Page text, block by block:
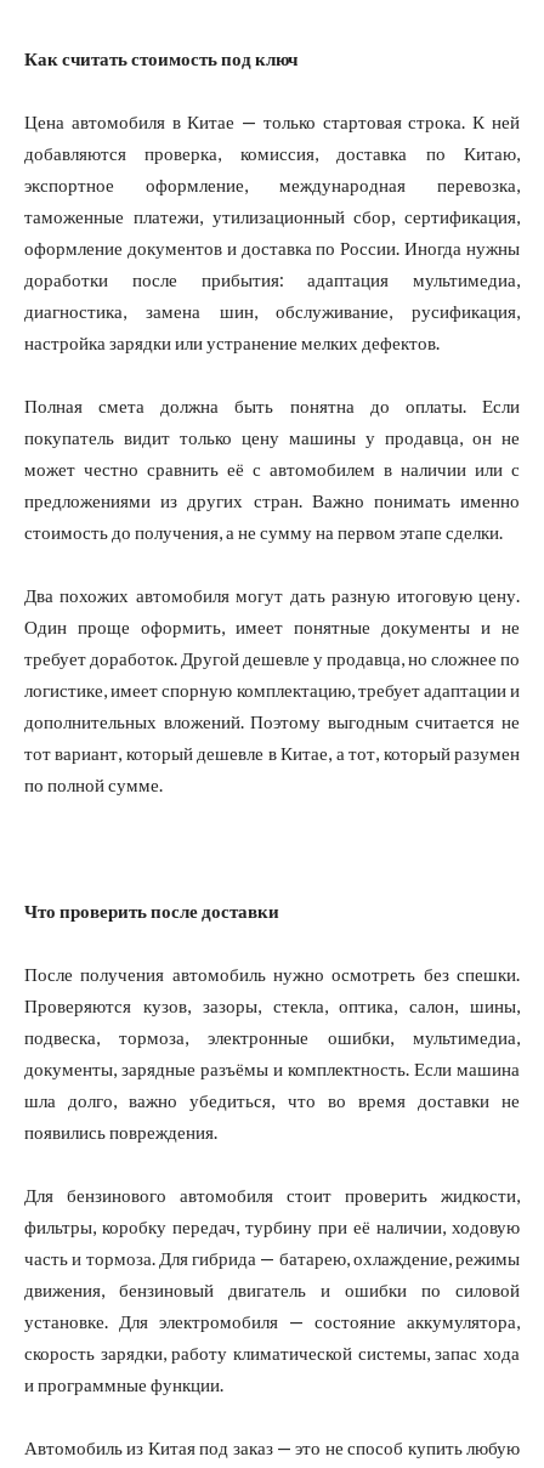
Как считать стоимость под ключ
Цена автомобиля в Китае — только стартовая строка. К ней
добавляются проверка, комиссия, доставка по Китаю,
экспортное оформление, международная перевозка,
таможенные платежи, утилизационный сбор, сертификация,
оформление документов и доставка по России. Иногда нужны
доработки после прибытия: адаптация мультимедиа,
диагностика, замена шин, обслуживание, русификация,
настройка зарядки или устранение мелких дефектов.
Полная смета должна быть понятна до оплаты. Если
покупатель видит только цену машины у продавца, он не
может честно сравнить её с автомобилем в наличии или с
предложениями из других стран. Важно понимать именно
стоимость до получения, а не сумму на первом этапе сделки.
Два похожих автомобиля могут дать разную итоговую цену.
Один проще оформить, имеет понятные документы и не
требует доработок. Другой дешевле у продавца, но сложнее по
логистике, имеет спорную комплектацию, требует адаптации и
дополнительных вложений. Поэтому выгодным считается не
тот вариант, который дешевле в Китае, а тот, который разумен
по полной сумме.
Что проверить после доставки
После получения автомобиль нужно осмотреть без спешки.
Проверяются кузов, зазоры, стекла, оптика, салон, шины,
подвеска, тормоза, электронные ошибки, мультимедиа,
документы, зарядные разъёмы и комплектность. Если машина
шла долго, важно убедиться, что во время доставки не
появились повреждения.
Для бензинового автомобиля стоит проверить жидкости,
фильтры, коробку передач, турбину при её наличии, ходовую
часть и тормоза. Для гибрида — батарею, охлаждение, режимы
движения, бензиновый двигатель и ошибки по силовой
установке. Для электромобиля — состояние аккумулятора,
скорость зарядки, работу климатической системы, запас хода
и программные функции.
Автомобиль из Китая под заказ — это не способ купить любую